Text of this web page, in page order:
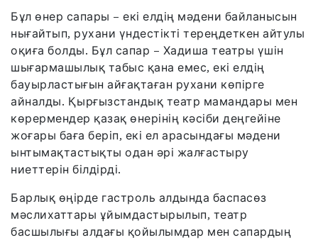
Бұл өнер сапары – екі елдің мәдени байланысын
нығайтып, рухани үндестікті тереңдеткен айтулы
оқиға болды. Бұл сапар – Хадиша театры үшін
шығармашылық табыс қана емес, екі елдің
бауырластығын айғақтаған рухани көпірге
айналды. Қырғызстандық театр мамандары мен
көрермендер қазақ өнерінің кәсіби деңгейіне
жоғары баға беріп, екі ел арасындағы мәдени
ынтымақтастықты одан әрі жалғастыру
ниеттерін білдірді.
Барлық өңірде гастроль алдында баспасөз
мәслихаттары ұйымдастырылып, театр
басшылығы алдағы қойылымдар мен сапардың